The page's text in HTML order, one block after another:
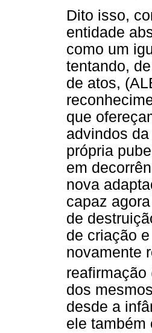
Dito isso,
entidade
como um
tentando,
de atos,
que
advindos
própria
em
nova
capaz
de
de criação
novamente
reafirmação
dos
desde a
ele também